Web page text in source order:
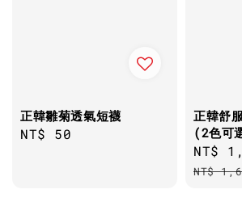
正韓雛菊透氣短襪
Regular
NT$ 50
正韓舒
(2色可
Sale
price
NT$
NT$